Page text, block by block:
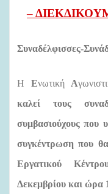
–
Συναδέλφισσες-
Η Ενωτική Α
καλεί τους
συμβασιούχους που
συγκέντρωση που
Εργατικού
Δεκεμβρίου και ώρα